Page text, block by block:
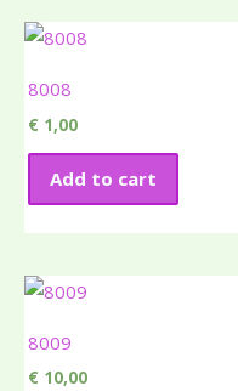
8008
€ 1,00
Add to cart
8009
€ 10,00